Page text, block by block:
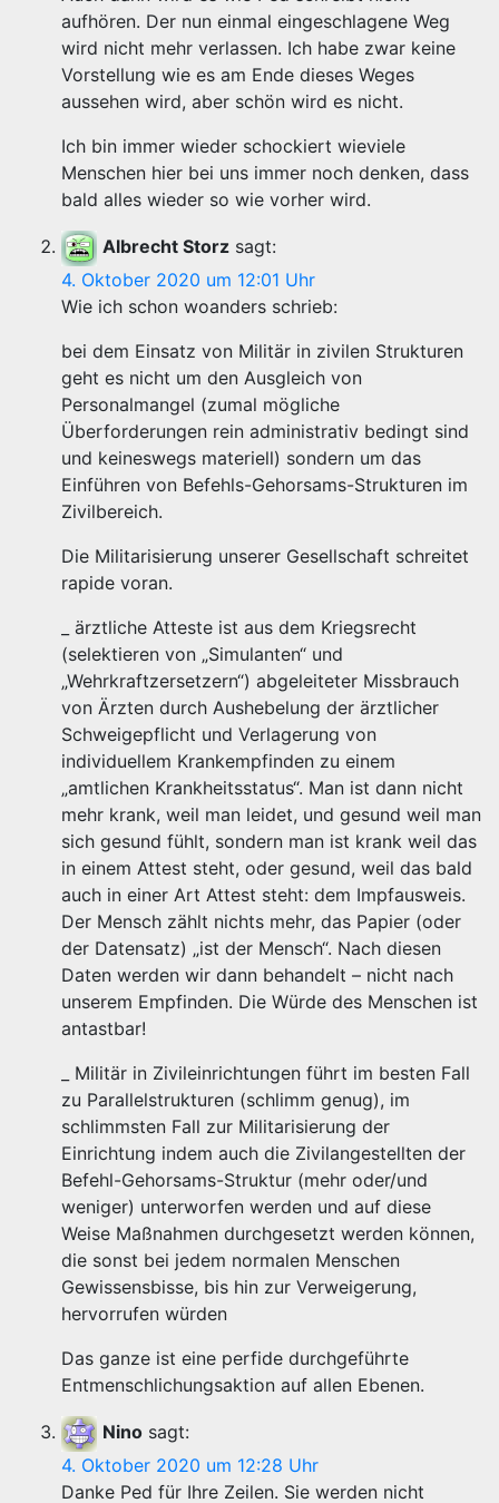
aufhören. Der nun einmal eingeschlagene Weg
wird nicht mehr verlassen. Ich habe zwar keine
Vorstellung wie es am Ende dieses Weges
aussehen wird, aber schön wird es nicht.
Ich bin immer wieder schockiert wieviele
Menschen hier bei uns immer noch denken, dass
bald alles wieder so wie vorher wird.
Albrecht Storz sagt:
4. Oktober 2020 um 12:01 Uhr
Wie ich schon woanders schrieb:
bei dem Einsatz von Militär in zivilen Strukturen
geht es nicht um den Ausgleich von
Personalmangel (zumal mögliche
Überforderungen rein administrativ bedingt sind
und keineswegs materiell) sondern um das
Einführen von Befehls-Gehorsams-Strukturen im
Zivilbereich.
Die Militarisierung unserer Gesellschaft schreitet
rapide voran.
_ ärztliche Atteste ist aus dem Kriegsrecht
(selektieren von „Simulanten“ und
„Wehrkraftzersetzern“) abgeleiteter Missbrauch
von Ärzten durch Aushebelung der ärztlicher
Schweigepflicht und Verlagerung von
individuellem Krankempfinden zu einem
„amtlichen Krankheitsstatus“. Man ist dann nicht
mehr krank, weil man leidet, und gesund weil man
sich gesund fühlt, sondern man ist krank weil das
in einem Attest steht, oder gesund, weil das bald
auch in einer Art Attest steht: dem Impfausweis.
Der Mensch zählt nichts mehr, das Papier (oder
der Datensatz) „ist der Mensch“. Nach diesen
Daten werden wir dann behandelt – nicht nach
unserem Empfinden. Die Würde des Menschen ist
antastbar!
_ Militär in Zivileinrichtungen führt im besten Fall
zu Parallelstrukturen (schlimm genug), im
schlimmsten Fall zur Militarisierung der
Einrichtung indem auch die Zivilangestellten der
Befehl-Gehorsams-Struktur (mehr oder/und
weniger) unterworfen werden und auf diese
Weise Maßnahmen durchgesetzt werden können,
die sonst bei jedem normalen Menschen
Gewissensbisse, bis hin zur Verweigerung,
hervorrufen würden
Das ganze ist eine perfide durchgeführte
Entmenschlichungsaktion auf allen Ebenen.
Nino sagt:
4. Oktober 2020 um 12:28 Uhr
Danke Ped für Ihre Zeilen. Sie werden nicht